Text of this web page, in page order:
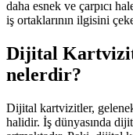
daha esnek ve çarpıcı
iş ortaklarının ilgisini
Dijital Kartvizit
nelerdir?
Dijital kartvizitler,
halidir. İş dünyasında